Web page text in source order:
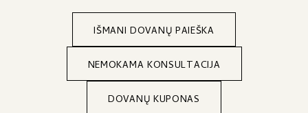
IŠMANI DOVANŲ PAIEŠKA
NEMOKAMA KONSULTACIJA
DOVANŲ KUPONAS